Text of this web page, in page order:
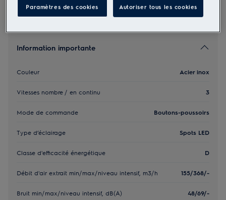
Information importante
Couleur Acier inox
Vitesses nombre / en continu 3
Mode de commande Boutons-poussoirs
Type d’éclairage Spots LED
Classe d'efficacité énergétique D
Débit d'air extrait min/max/niveau intensif, m3/h 155/368/-
Bruit min/max/niveau intensif, dB(A) 48/69/-
Paramètres des cookies Autoriser tous les cookies